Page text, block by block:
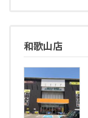
和歌山店